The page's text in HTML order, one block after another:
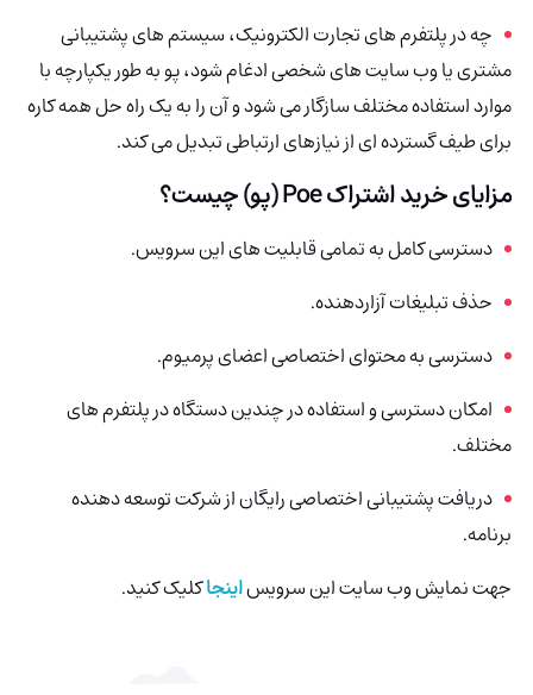
چه در پلتفرم های تجارت الکترونیک، سیستم های پشتیبانی
مشتری یا وب سایت های شخصی ادغام شود، پو به طور یکپارچه با
موارد استفاده مختلف سازگار می شود و آن را به یک راه حل همه کاره
برای طیف گسترده ای از نیازهای ارتباطی تبدیل می کند.
مزایای خرید اشتراک Poe (پو) چیست؟
دسترسی کامل به تمامی قابلیت های این سرویس.
حذف تبلیغات آزاردهنده.
دسترسی به محتوای اختصاصی اعضای پرمیوم.
امکان دسترسی و استفاده در چندین دستگاه در پلتفرم های
مختلف.
دریافت پشتیبانی اختصاصی رایگان از شرکت توسعه دهنده
برنامه.
جهت نمایش وب سایت این سرویساینجاکلیک کنید.